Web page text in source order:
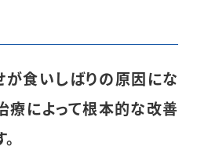
食いしばりの原因にな
療によって根本的な改善